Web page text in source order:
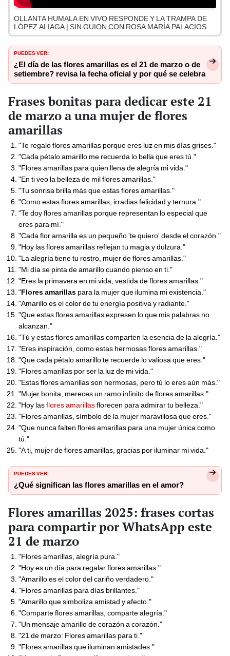
OLLANTA HUMALA EN VIVO RESPONDE Y LA TRAMPA DE
LÓPEZ ALIAGA | SIN GUION CON ROSA MARÍA PALACIOS
PUEDES VER:
¿El día de las flores amarillas es el 21 de marzo o de
setiembre? revisa la fecha oficial y por qué se celebra
Frases bonitas para dedicar este 21
de marzo a una mujer de flores
amarillas
"Te regalo flores amarillas porque eres luz en mis días grises."
"Cada pétalo amarillo me recuerda lo bella que eres tú."
"Flores amarillas para quien llena de alegría mi vida."
"En ti veo la belleza de mil flores amarillas."
"Tu sonrisa brilla más que estas flores amarillas."
"Como estas flores amarillas, irradias felicidad y ternura."
"Te doy flores amarillas porque representan lo especial que
eres para mí."
"Cada flor amarilla es un pequeño 'te quiero' desde el corazón."
"Hoy las flores amarillas reflejan tu magia y dulzura."
"La alegría tiene tu rostro, mujer de flores amarillas."
"Mi día se pinta de amarillo cuando pienso en ti."
"Eres la primavera en mi vida, vestida de flores amarillas."
"Flores amarillas para la mujer que ilumina mi existencia."
"Amarillo es el color de tu energía positiva y radiante."
"Que estas flores amarillas expresen lo que mis palabras no
alcanzan."
"Tú y estas flores amarillas comparten la esencia de la alegría."
"Eres inspiración, como estas hermosas flores amarillas."
"Que cada pétalo amarillo te recuerde lo valiosa que eres."
"Flores amarillas por ser la luz de mi vida."
"Estas flores amarillas son hermosas, pero tú lo eres aún más."
"Mujer bonita, mereces un ramo infinito de flores amarillas."
"Hoy lasflores amarillasflorecen para admirar tu belleza."
"Flores amarillas, símbolo de la mujer maravillosa que eres."
"Que nunca falten flores amarillas para una mujer única como
tú."
"A ti, mujer de flores amarillas, gracias por iluminar mi vida."
PUEDES VER:
¿Qué significan las flores amarillas en el amor?
Flores amarillas 2025: frases cortas
para compartir por WhatsApp este
21 de marzo
"Flores amarillas, alegría pura."
"Hoy es un día para regalar flores amarillas."
"Amarillo es el color del cariño verdadero."
"Flores amarillas para días brillantes."
"Amarillo que simboliza amistad y afecto."
"Comparte flores amarillas, comparte alegría."
"Un mensaje amarillo de corazón a corazón."
"21 de marzo: Flores amarillas para ti."
"Flores amarillas que iluminan amistades."